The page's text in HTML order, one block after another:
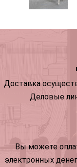
Доставка
Деловые
Вы можете
электронных